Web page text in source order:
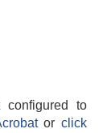
configured to
orclick